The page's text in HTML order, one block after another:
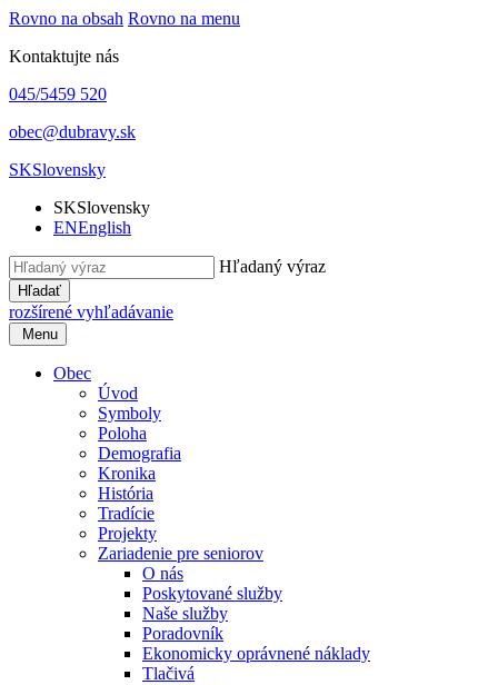
Rovno na obsah Rovno na menu
Kontaktujte nás
045/5459 520
obec@dubravy.sk
SKSlovensky
SKSlovensky
ENEnglish
Hľadaný výraz
Hľadať
rozšírené vyhľadávanie
Menu
Obec
Úvod
Symboly
Poloha
Demografia
Kronika
História
Tradície
Projekty
Zariadenie pre seniorov
O nás
Poskytované služby
Naše služby
Poradovník
Ekonomicky oprávnené náklady
Tlačivá